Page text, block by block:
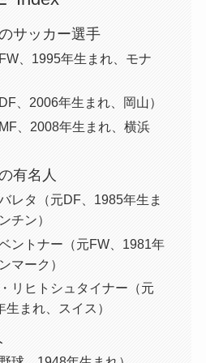
サッカー選手
、1995年生まれ、モナ
、2006年生まれ、岡山）
、2008年生まれ、横浜
有名人
レタ（元DF、1985年生ま
チン）
ントナー（元FW、1981年
マーク）
リヒトシュタイナー（元
まれ、スイス）